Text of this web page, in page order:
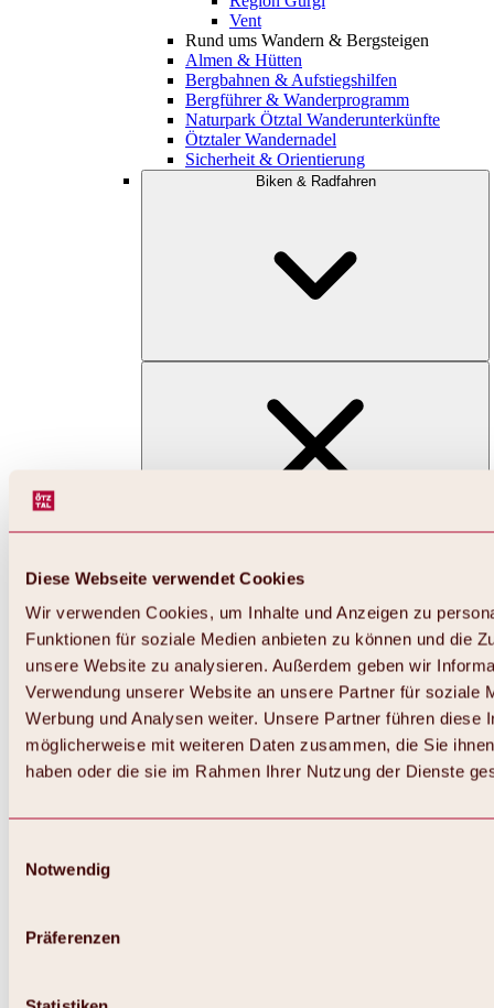
Diese Webseite verwendet Cookies
Wir verwenden Cookies, um Inhalte und Anzeigen zu
Funktionen für soziale Medien anbieten zu können und die
unsere Website zu analysieren. Außerdem geben wir
Verwendung unserer Website an unsere Partner für soziale
Werbung und Analysen weiter. Unsere Partner führen diese
möglicherweise mit weiteren Daten zusammen, die Sie
haben oder die sie im Rahmen Ihrer Nutzung der Dienste
Notwendig
Präferenzen
Vent
Rund ums Wandern & Bergsteigen
Almen & Hütten
Bergbahnen & Aufstiegshilfen
Bergführer & Wanderprogramm
Naturpark Ötztal Wanderunterkünfte
Ötztaler Wandernadel
Sicherheit & Orientierung
Biken & Radfahren